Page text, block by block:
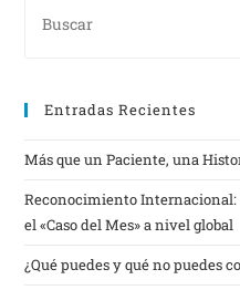
Entradas Recientes
Más que un Paciente, una
Reconocimiento Internacional:
el «Caso del Mes» a nivel global
¿Qué puedes y qué no puedes